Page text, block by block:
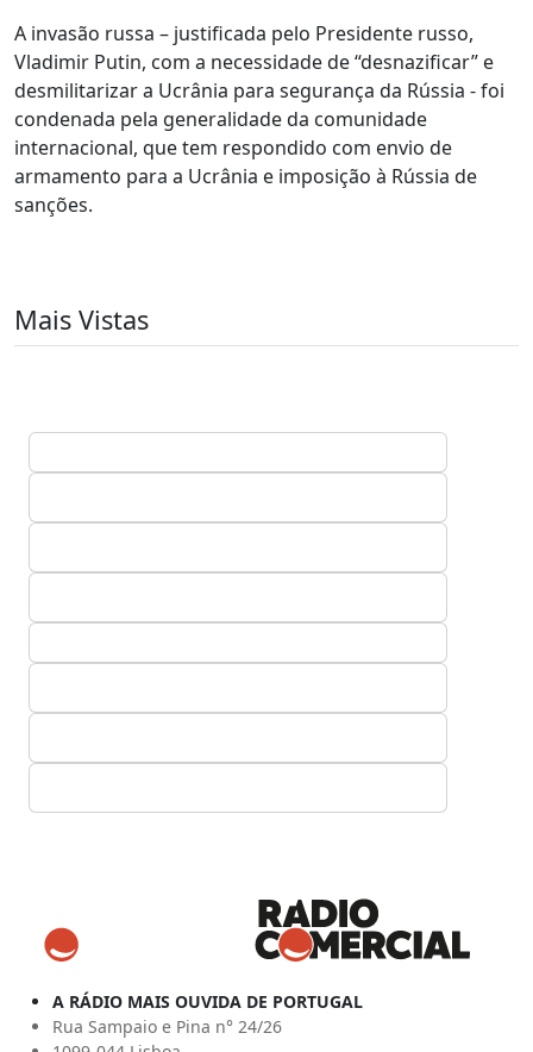
A invasão russa – justificada pelo Presidente russo,
Vladimir Putin, com a necessidade de “desnazificar” e
desmilitarizar a Ucrânia para segurança da Rússia - foi
condenada pela generalidade da comunidade
internacional, que tem respondido com envio de
armamento para a Ucrânia e imposição à Rússia de
sanções.
Mais Vistas
A RÁDIO MAIS OUVIDA DE PORTUGAL
Rua Sampaio e Pina n° 24/26